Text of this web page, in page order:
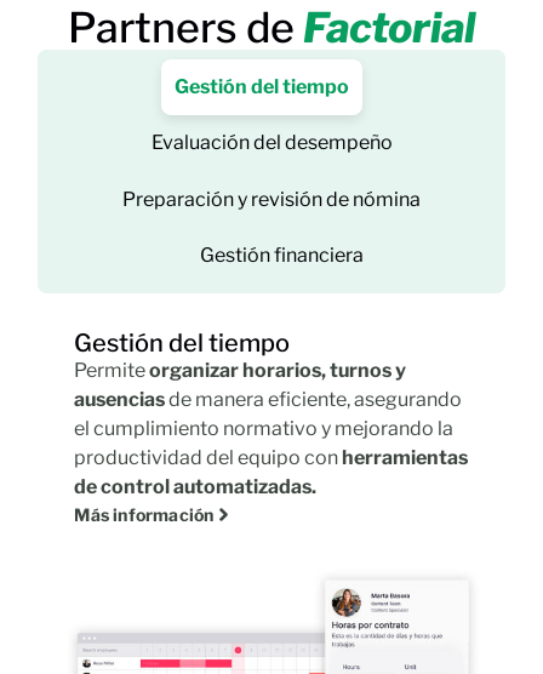
Partners de Factorial
Gestión del tiempo
Evaluación del desempeño
Preparación y revisión de nómina
Gestión financiera
Gestión del tiempo
Permiteorganizar horarios, turnos y
ausenciasde manera eficiente, asegurando
el cumplimiento normativo y mejorando la
productividad del equipo con herramientas
de control automatizadas.
Más información